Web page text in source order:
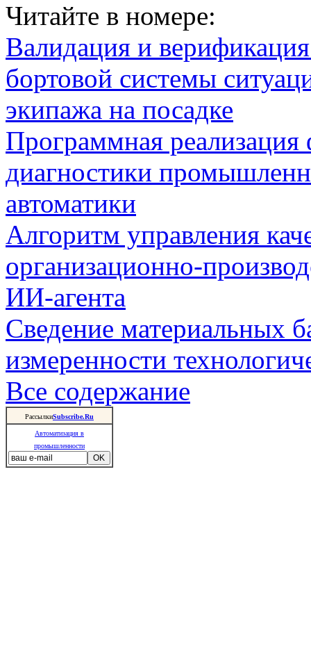
Читайте в номере:
Валидация и
бортовой системы
экипажа на посадке
Программная
диагностики
автоматики
Алгоритм управления
организационно-
ИИ-агента
Сведение материальных
измеренности
Все содержание
РассылкиSubscribe.Ru
Автоматизация в
промышленности